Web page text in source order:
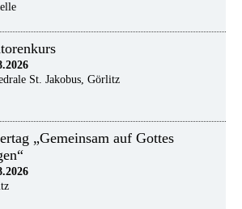
St. Jakobus, Görlitz
„Gemeinsam auf Gottes